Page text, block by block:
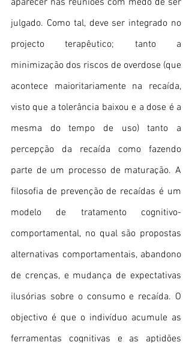
aparecer nas reuniões com medo de ser
julgado. Como tal, deve ser integrado no
projecto terapêutico; tanto a
minimização dos riscos de overdose (que
acontece maioritariamente na recaída,
visto que a tolerância baixou e a dose é a
mesma do tempo de uso) tanto a
percepção da recaída como fazendo
parte de um processo de maturação. A
filosofia de prevenção de recaídas é um
modelo de tratamento cognitivo-
comportamental, no qual são propostas
alternativas comportamentais, abandono
de crenças, e mudança de expectativas
ilusórias sobre o consumo e recaída. O
objectivo é que o indivíduo acumule as
ferramentas cognitivas e as aptidões